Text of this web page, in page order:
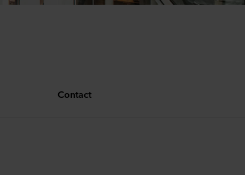
Contact